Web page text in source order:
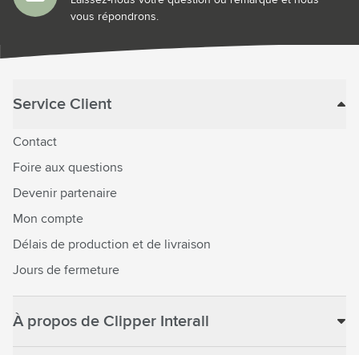
vous répondrons.
Service Client
Contact
Foire aux questions
Devenir partenaire
Mon compte
Délais de production et de livraison
Jours de fermeture
À propos de Clipper Interall